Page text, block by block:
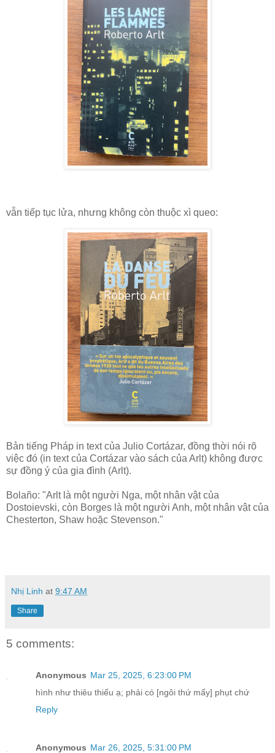
vẫn tiếp tục lửa, nhưng không còn thuộc xì queo:
Bản tiếng Pháp in text của Julio Cortázar, đồng thời nói rõ
việc đó (in text của Cortázar vào sách của Arlt) không được
sự đồng ý của gia đình (Arlt).
Bolaño: "Arlt là một người Nga, một nhân vật của
Dostoievski, còn Borges là một người Anh, một nhân vật của
Chesterton, Shaw hoặc Stevenson."
Nhị Linh at 9:47 AM
Share
5 comments:
Anonymous Mar 25, 2025, 6:23:00 PM
hình như thiêu thiếu ạ; phải có [ngôi thứ mấy] phụt chứ
Reply
Anonymous Mar 26, 2025, 5:31:00 PM